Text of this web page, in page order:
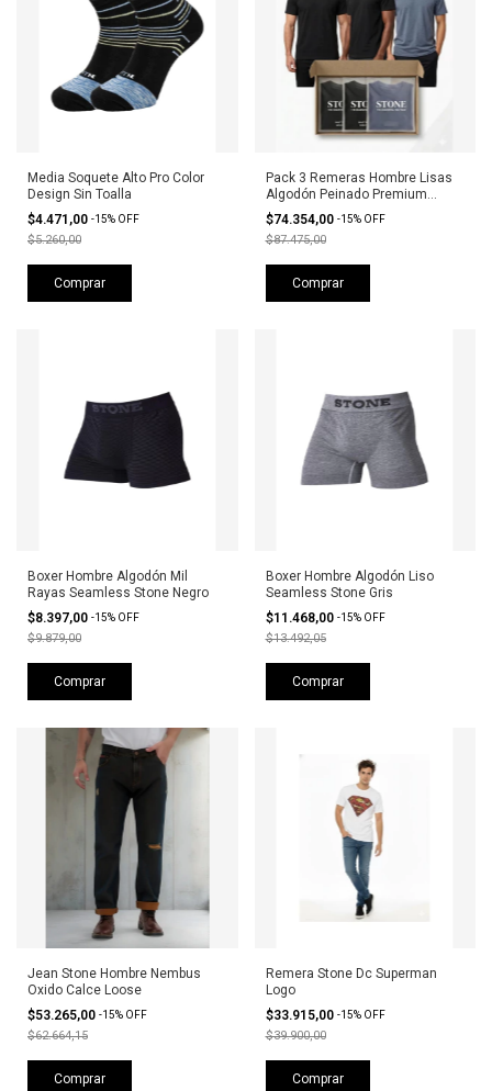
Media Soquete Alto Pro Color
Design Sin Toalla
$4.471,00 -15% OFF
$5.260,00
Comprar
Pack 3 Remeras Hombre Lisas
Algodón Peinado Premium
Stone
$74.354,00 -15% OFF
$87.475,00
Comprar
Boxer Hombre Algodón Mil
Rayas Seamless Stone Negro
$8.397,00 -15% OFF
$9.879,00
Comprar
Boxer Hombre Algodón Liso
Seamless Stone Gris
$11.468,00 -15% OFF
$13.492,05
Comprar
Jean Stone Hombre Nembus
Oxido Calce Loose
$53.265,00 -15% OFF
$62.664,15
Comprar
Remera Stone Dc Superman
Logo
$33.915,00 -15% OFF
$39.900,00
Comprar